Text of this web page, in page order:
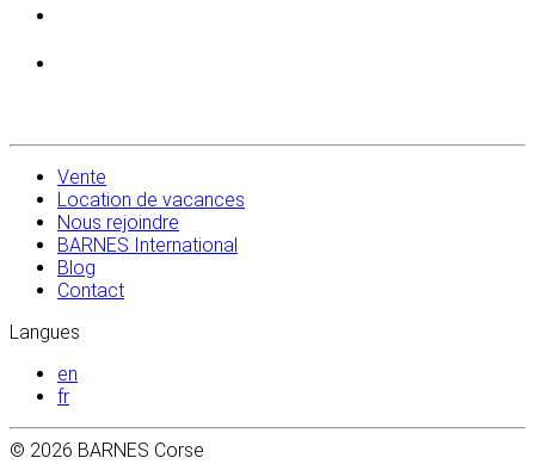
Vente
Location de vacances
Nous rejoindre
BARNES International
Blog
Contact
Langues
en
fr
© 2026 BARNES Corse